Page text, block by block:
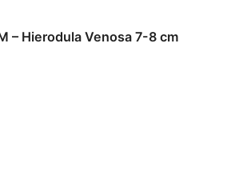
– Hierodula Venosa 7-8 cm